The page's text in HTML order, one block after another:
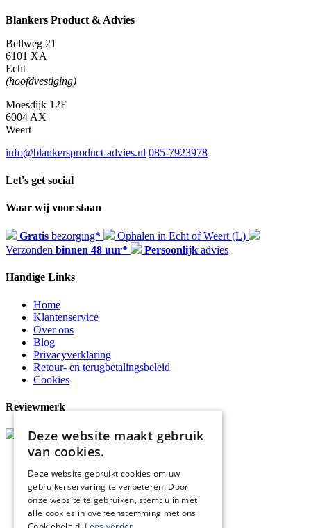
rood
aantal
Blankers Product & Advies
Bellweg 21
6101 XA
Echt
(hoofdvestiging)
Moesdijk 12F
6004 AX
Weert
info@blankersproduct-advies.nl 085-7923978
Let's get social
Waar wij voor staan
Gratis bezorging*
Ophalen in Echt of Weert (L)
Verzonden binnen 48 uur* Persoonlijk advies
Handige Links
Home
Klantenservice
Over ons
Blog
Privacyverklaring
Retour- en terugbetalingsbeleid
Cookies
Reviewmerk
Deze website maakt gebruik
van cookies.
Deze website gebruikt cookies om uw
gebruikerservaring te verbeteren. Door
onze website te gebruiken, stemt u in met
alle cookies in overeenstemming met ons